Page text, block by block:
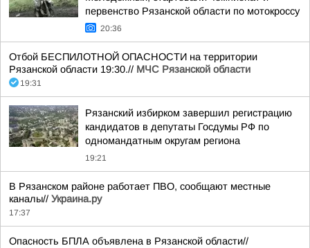
первенство Рязанской области по мотокроссу
20:36
Отбой БЕСПИЛОТНОЙ ОПАСНОСТИ на территории
Рязанской области 19:30.// МЧС Рязанской области
19:31
Рязанский избирком завершил регистрацию
кандидатов в депутаты Госдумы РФ по
одномандатным округам региона
19:21
В Рязанском районе работает ПВО, сообщают местные
каналы// Украина.ру
17:37
Опасность БПЛА объявлена в Рязанской области//